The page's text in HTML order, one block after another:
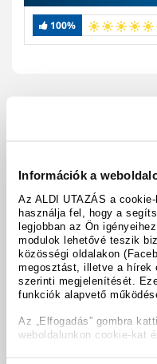
Információk a
Az ALDI UTAZÁS a
használja fel, hogy a
legjobban az Ön
modulok lehetővé teszik
közösségi oldalakon
megosztást, illetve a hírek
szerinti megjelenítését.
funkciók alapvető
Az „Elfogadás” gombra
weboldalunkon cookie-kat
100%
Felszereltség és
A hotel részletei
Időpontok & árak